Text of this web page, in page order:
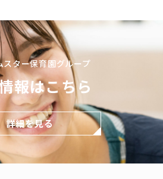
スター保育園グループ
報はこちら
詳細を見る